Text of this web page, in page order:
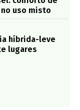
no uso misto
híbrida-leve
lugares